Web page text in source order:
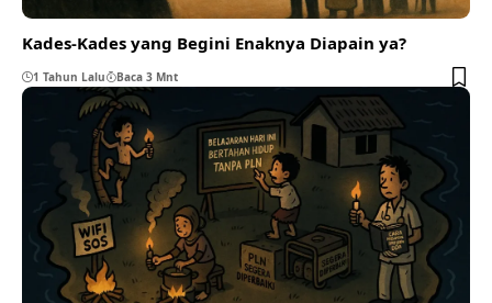
Kades-Kades yang Begini Enaknya Diapain ya?
1 Tahun Lalu Baca 3 Mnt